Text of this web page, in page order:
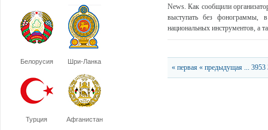
Белорусия Шри-Ланка
Турция Афганистан
News. Как сообщили
выступать без фонограммы,
национальных инструментов, а
« первая « предыдущая ... 3953